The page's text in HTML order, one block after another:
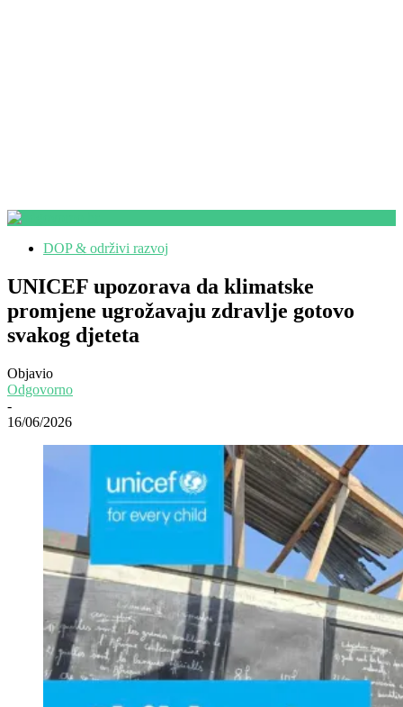
DOP & održivi razvoj
UNICEF upozorava da klimatske
promjene ugrožavaju zdravlje gotovo
svakog djeteta
Objavio
Odgovorno
-
16/06/2026